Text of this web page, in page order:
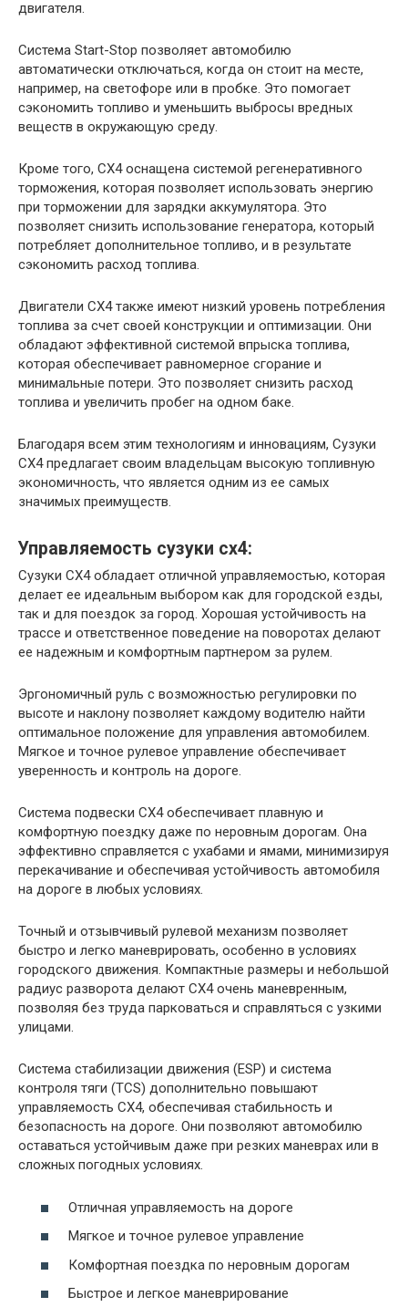
двигателя.
Система Start-Stop позволяет автомобилю
автоматически отключаться, когда он стоит на месте,
например, на светофоре или в пробке. Это помогает
сэкономить топливо и уменьшить выбросы вредных
веществ в окружающую среду.
Кроме того, СХ4 оснащена системой регенеративного
торможения, которая позволяет использовать энергию
при торможении для зарядки аккумулятора. Это
позволяет снизить использование генератора, который
потребляет дополнительное топливо, и в результате
сэкономить расход топлива.
Двигатели СХ4 также имеют низкий уровень потребления
топлива за счет своей конструкции и оптимизации. Они
обладают эффективной системой впрыска топлива,
которая обеспечивает равномерное сгорание и
минимальные потери. Это позволяет снизить расход
топлива и увеличить пробег на одном баке.
Благодаря всем этим технологиям и инновациям, Сузуки
СХ4 предлагает своим владельцам высокую топливную
экономичность, что является одним из ее самых
значимых преимуществ.
Управляемость сузуки сх4:
Сузуки СХ4 обладает отличной управляемостью, которая
делает ее идеальным выбором как для городской езды,
так и для поездок за город. Хорошая устойчивость на
трассе и ответственное поведение на поворотах делают
ее надежным и комфортным партнером за рулем.
Эргономичный руль с возможностью регулировки по
высоте и наклону позволяет каждому водителю найти
оптимальное положение для управления автомобилем.
Мягкое и точное рулевое управление обеспечивает
уверенность и контроль на дороге.
Система подвески СХ4 обеспечивает плавную и
комфортную поездку даже по неровным дорогам. Она
эффективно справляется с ухабами и ямами, минимизируя
перекачивание и обеспечивая устойчивость автомобиля
на дороге в любых условиях.
Точный и отзывчивый рулевой механизм позволяет
быстро и легко маневрировать, особенно в условиях
городского движения. Компактные размеры и небольшой
радиус разворота делают СХ4 очень маневренным,
позволяя без труда парковаться и справляться с узкими
улицами.
Система стабилизации движения (ESP) и система
контроля тяги (TCS) дополнительно повышают
управляемость СХ4, обеспечивая стабильность и
безопасность на дороге. Они позволяют автомобилю
оставаться устойчивым даже при резких маневрах или в
сложных погодных условиях.
Отличная управляемость на дороге
Мягкое и точное рулевое управление
Комфортная поездка по неровным дорогам
Быстрое и легкое маневрирование